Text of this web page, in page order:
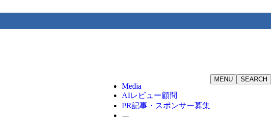
Media
AIレビュー顧問
PR記事・スポンサー募集
SEARCH
MENU